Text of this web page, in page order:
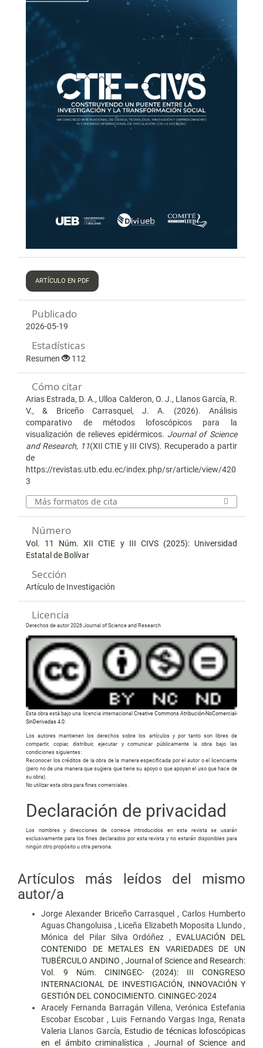
ARTÍCULO EN PDF
Publicado
2026-05-19
Estadísticas
Resumen 112
Cómo citar
Arias Estrada, D. A., Ulloa Calderon, O. J., Llanos García, R.
V., & Briceño Carrasquel, J. A. (2026). Análisis
comparativo de métodos lofoscópicos para la
visualización de relieves epidérmicos. Journal of Science
and Research, 11(XII CTIE y III CIVS). Recuperado a partir
de
https://revistas.utb.edu.ec/index.php/sr/article/view/420
3
Más formatos de cita
Número
Vol. 11 Núm. XII CTIE y III CIVS (2025): Universidad
Estatal de Bolívar
Sección
Artículo de Investigación
Licencia
Derechos de autor 2026 Journal of Science and Research
Esta obra está bajo una licencia internacionalCreative Commons Atribución-NoComercial-
SinDerivadas 4.0.
Los autores mantienen los derechos sobre los artículos y por tanto son libres de
compartir, copiar, distribuir, ejecutar y comunicar públicamente la obra bajo las
condiciones siguientes:
Reconocer los créditos de la obra de la manera especificada por el autor o el licenciante
(pero no de una manera que sugiera que tiene su apoyo o que apoyan el uso que hace de
su obra).
No utilizar esta obra para fines comerciales.
Declaración de privacidad
Los nombres y direcciones de correo-e introducidos en esta revista se usarán
exclusivamente para los fines declarados por esta revista y no estarán disponibles para
ningún otro propósito u otra persona.
Artículos más leídos del mismo
autor/a
Jorge Alexander Briceño Carrasquel , Carlos Humberto
Aguas Changoluisa , Liceña Elizabeth Moposita Llundo ,
Mónica del Pilar Silva Ordóñez , EVALUACIÓN DEL
CONTENIDO DE METALES EN VARIEDADES DE UN
TUBÉRCULO ANDINO , Journal of Science and Research:
Vol. 9 Núm. CININGEC- (2024): III CONGRESO
INTERNACIONAL DE INVESTIGACIÓN, INNOVACIÓN Y
GESTIÓN DEL CONOCIMIENTO. CININGEC-2024
Aracely Fernanda Barragán Villena, Verónica Estefania
Escobar Escobar , Luis Fernando Vargas Inga, Renata
Valeria Llanos García, Estudio de técnicas lofoscópicas
en el ámbito criminalística , Journal of Science and